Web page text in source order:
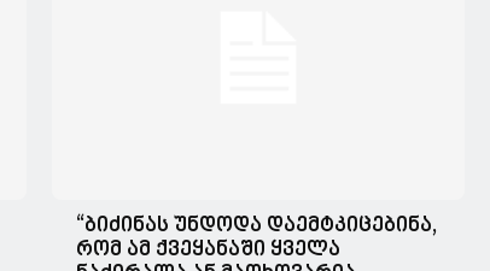
“ბიძინას უნდოდა დაემტკიცებინა,
რომ ამ ქვეყანაში ყველა